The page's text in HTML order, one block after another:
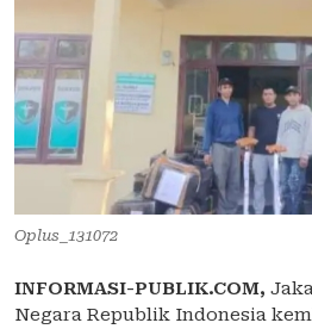
Oplus_131072
INFORMASI-PUBLIK.COM,
Negara Republik Indonesia